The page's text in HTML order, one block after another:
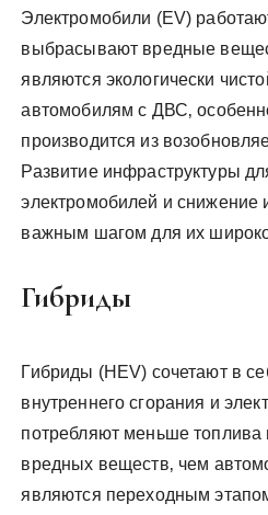
Электромобили (EV)
выбрасывают вредные
являются экологически
автомобилям с ДВС‚
производится из
Развитие инфраструктуры
электромобилей и снижение
важным шагом для их
Гибриды
Гибриды (HEV) сочетают в
внутреннего сгорания и
потребляют меньше
вредных веществ‚ чем
являются переходным